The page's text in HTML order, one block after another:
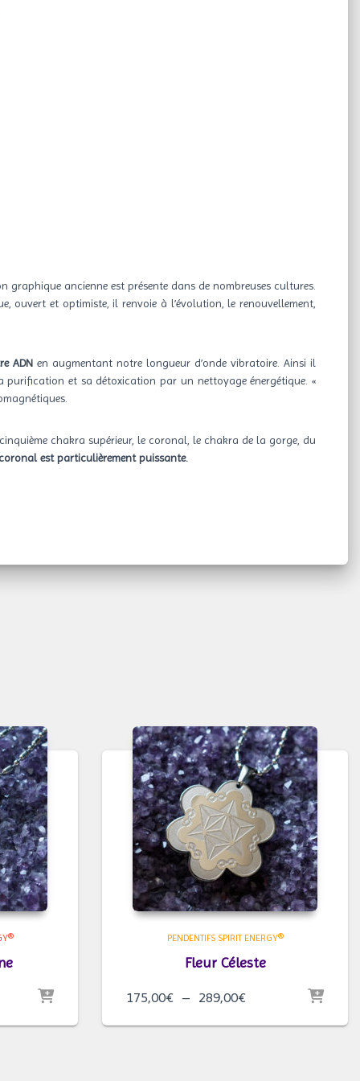
graphique ancienne est présente dans de nombreuses cultures.
ouvert et optimiste, il renvoie à l’évolution, le renouvellement,
ADNen augmentant notre longueur d’onde vibratoire. Ainsi il
et sa détoxication par un nettoyage énergétique. «
chakra supérieur, le coronal, le chakra de la gorge, du
est particulièrement puissante.
PENDENTIFS SPIRIT ENERGY®
Fleur Céleste
175,00€ – 289,00€Plage
prix :